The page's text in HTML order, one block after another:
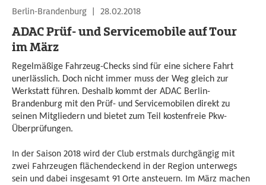
Berlin-Brandenburg | 28.02.2018
ADAC Prüf- und Servicemobile auf Tour
im März
Regelmäßige Fahrzeug-Checks sind für eine sichere Fahrt
unerlässlich. Doch nicht immer muss der Weg gleich zur
Werkstatt führen. Deshalb kommt der ADAC Berlin-
Brandenburg mit den Prüf- und Servicemobilen direkt zu
seinen Mitgliedern und bietet zum Teil kostenfreie Pkw-
Überprüfungen.
In der Saison 2018 wird der Club erstmals durchgängig mit
zwei Fahrzeugen flächendeckend in der Region unterwegs
sein und dabei insgesamt 91 Orte ansteuern. Im März machen